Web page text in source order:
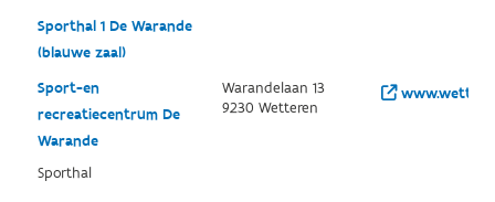
Sporthal 1 De Warande
(blauwe zaal)
Sport-en
recreatiecentrum De
Warande
Sporthal
Warandelaan 13
9230 Wetteren